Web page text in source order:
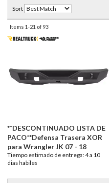
Sort
Items 1-21 of 93
**DESCONTINUADO LISTA DE
PACO**Defensa Trasera XOR
para Wrangler JK 07 - 18
Tiempo estimado de entrega: 4 a 10
dias habiles